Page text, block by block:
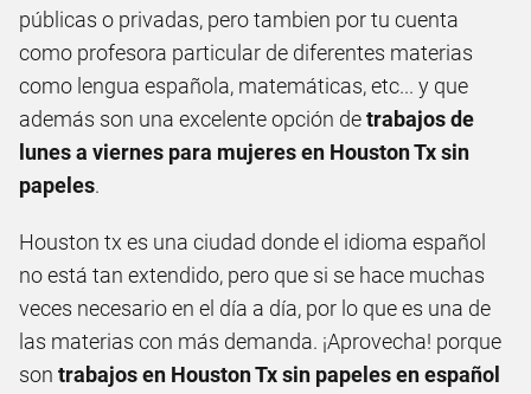
públicas o privadas, pero tambien por tu cuenta
como profesora particular de diferentes materias
como lengua española, matemáticas, etc... y que
además son una excelente opción detrabajos de
lunes a viernes para mujeres en Houston Tx sin
papeles.
Houston tx es una ciudad donde el idioma español
no está tan extendido, pero que si se hace muchas
veces necesario en el día a día, por lo que es una de
las materias con más demanda. ¡Aprovecha! porque
son trabajos en Houston Tx sin papeles en español